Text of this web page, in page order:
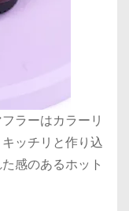
ラーはカラーリ
ッチリと作り込
感のあるホット